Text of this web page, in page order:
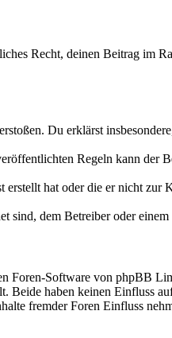
Recht, deinen Beitrag im
Du erklärst
Regeln kann der
hat oder die er nicht zur
sind, dem Betreiber oder
Foren-Software von phpBB
Beide haben keinen Einfluss
fremder Foren Einfluss